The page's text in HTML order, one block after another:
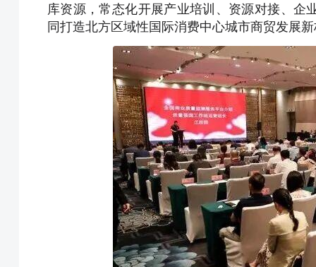
库资源，常态化开展产业培训、资源对接、企
同打造北方区域性国际消费中心城市商贸发展